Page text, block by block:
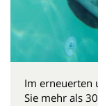
Im erneuerten
Sie mehr als